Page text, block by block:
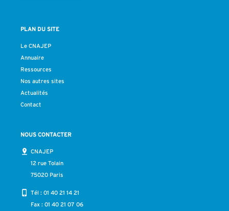
PLAN DU SITE
Le CNAJEP
Annuaire
Ressources
Nos autres sites
Actualités
Contact
NOUS CONTACTER
CNAJEP
12 rue Tolain
75020 Paris
Tél : 01 40 21 14 21
Fax : 01 40 21 07 06